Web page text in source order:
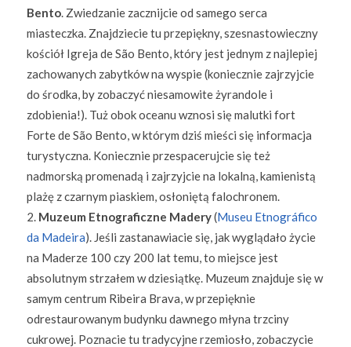
Bento. Zwiedzanie zacznijcie od samego serca
miasteczka. Znajdziecie tu przepiękny, szesnastowieczny
kościół Igreja de São Bento, który jest jednym z najlepiej
zachowanych zabytków na wyspie (koniecznie zajrzyjcie
do środka, by zobaczyć niesamowite żyrandole i
zdobienia!). Tuż obok oceanu wznosi się malutki fort
Forte de São Bento, w którym dziś mieści się informacja
turystyczna. Koniecznie przespacerujcie się też
nadmorską promenadą i zajrzyjcie na lokalną, kamienistą
plażę z czarnym piaskiem, osłoniętą falochronem.
Muzeum Etnograficzne Madery(Museu Etnográfico
da Madeira). Jeśli zastanawiacie się, jak wyglądało życie
na Maderze 100 czy 200 lat temu, to miejsce jest
absolutnym strzałem w dziesiątkę. Muzeum znajduje się w
samym centrum Ribeira Brava, w przepięknie
odrestaurowanym budynku dawnego młyna trzciny
cukrowej. Poznacie tu tradycyjne rzemiosło, zobaczycie